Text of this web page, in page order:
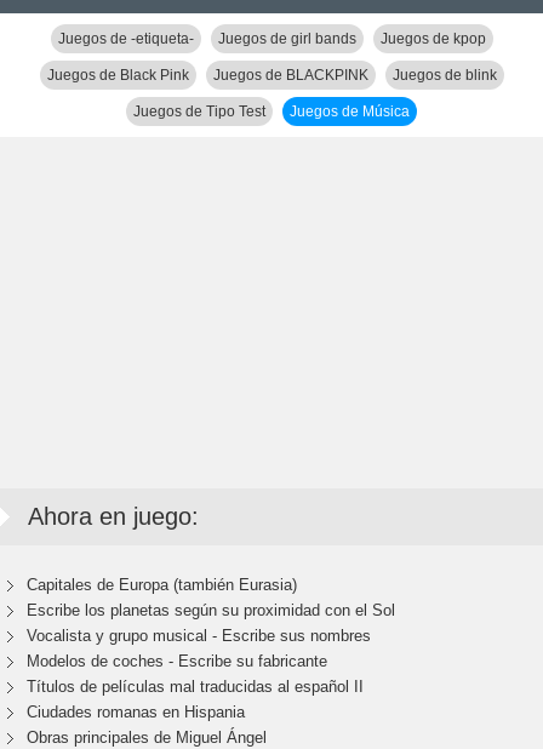
Juegos de -etiqueta- Juegos de girl bands Juegos de kpop
Juegos de Black Pink Juegos de BLACKPINK Juegos de blink
Juegos de Tipo Test Juegos de Música
Ahora en juego:
Capitales de Europa (también Eurasia)
Escribe los planetas según su proximidad con el Sol
Vocalista y grupo musical - Escribe sus nombres
Modelos de coches - Escribe su fabricante
Títulos de películas mal traducidas al español II
Ciudades romanas en Hispania
Obras principales de Miguel Ángel